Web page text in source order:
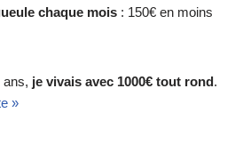
chaque mois : 150€ en moins
ans, je vivais avec 1000€ tout rond.
»